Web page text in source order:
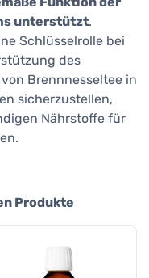
unterstützt.
Schlüsselrolle bei
des
Brennnesseltee in
sicherzustellen,
Nährstoffe für
Produkte